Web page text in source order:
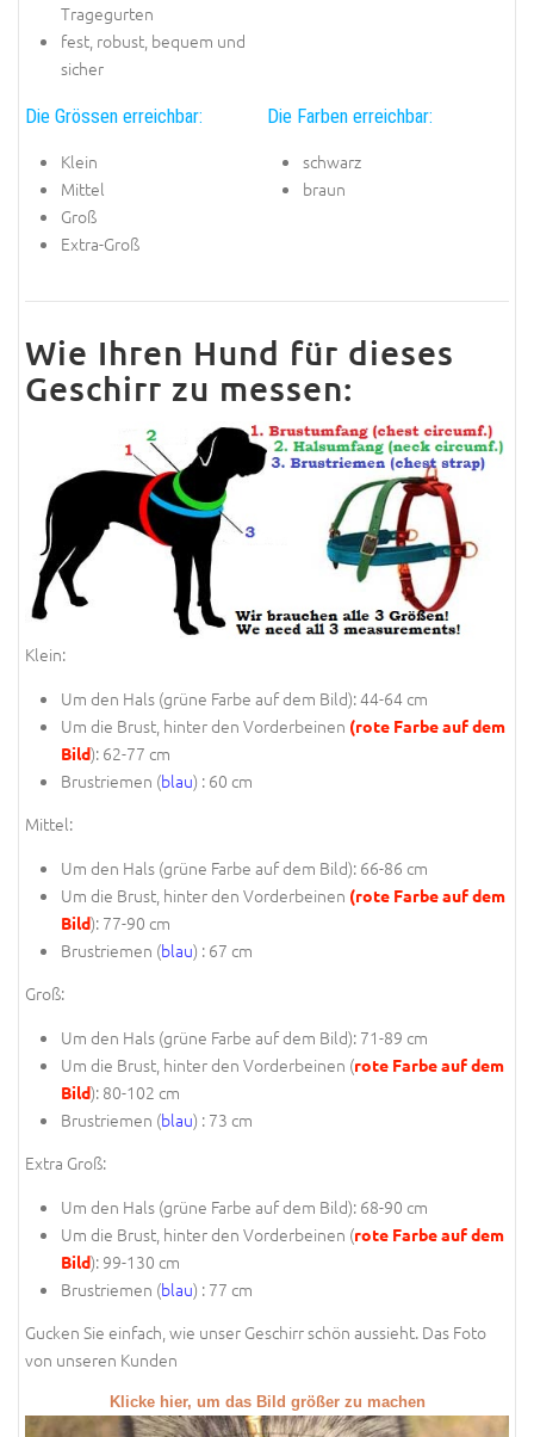
Tragegurten
fest, robust, bequem und
sicher
Die Grössen erreichbar:
Klein
Mittel
Groß
Extra-Groß
Die Farben erreichbar:
schwarz
braun
Wie Ihren Hund für dieses
Geschirr zu messen:
Klein:
Um den Hals (grüne Farbe auf dem Bild): 44-64 cm
Um die Brust, hinter den Vorderbeinen (rote Farbe auf dem
Bild): 62-77 cm
Brustriemen (blau) : 60 cm
Mittel:
Um den Hals (grüne Farbe auf dem Bild): 66-86 cm
Um die Brust, hinter den Vorderbeinen (rote Farbe auf dem
Bild): 77-90 cm
Brustriemen (blau) : 67 cm
Groß:
Um den Hals (grüne Farbe auf dem Bild): 71-89 cm
Um die Brust, hinter den Vorderbeinen (rote Farbe auf dem
Bild): 80-102 cm
Brustriemen (blau) : 73 cm
Extra Groß:
Um den Hals (grüne Farbe auf dem Bild): 68-90 cm
Um die Brust, hinter den Vorderbeinen (rote Farbe auf dem
Bild): 99-130 cm
Brustriemen (blau) : 77 cm
Gucken Sie einfach, wie unser Geschirr schön aussieht. Das Foto
von unseren Kunden
Klicke hier, um das Bild größer zu machen